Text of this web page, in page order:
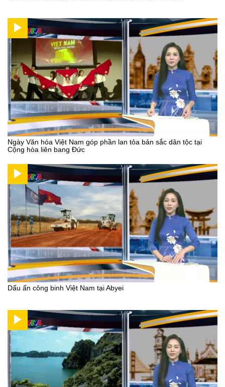
Ngày Văn hóa Việt Nam góp phần lan tỏa bản sắc dân tộc tại
Cộng hòa liên bang Đức
Dấu ấn công binh Việt Nam tại Abyei